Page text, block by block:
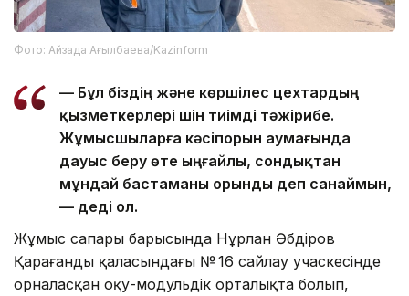
Фото: Айзада Ағылбаева/Kazinform
— Бұл біздің және көршілес цехтардың
қызметкерлері үшін тиімді тәжірибе.
Жұмысшыларға кәсіпорын аумағында
дауыс беру өте ыңғайлы, сондықтан
мұндай бастаманы орынды деп санаймын,
— деді ол.
Жұмыс сапары барысында Нұрлан Әбдіров
Қарағанды қаласындағы № 16 сайлау учаскесінде
орналасқан оқу-модульдік орталықта болып,